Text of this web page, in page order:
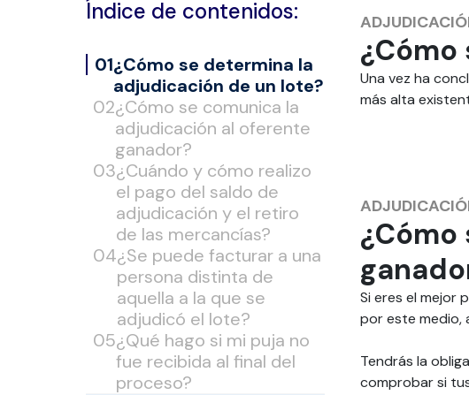
Índice de contenidos:
¿Cómo se determina la
adjudicación de un lote?
¿Cómo se comunica la
adjudicación al oferente
ganador?
¿Cuándo y cómo realizo
el pago del saldo de
adjudicación y el retiro
de las mercancías?
¿Se puede facturar a una
persona distinta de
aquella a la que se
adjudicó el lote?
¿Qué hago si mi puja no
fue recibida al final del
proceso?
Una vez ha
más alta
Si eres el mejor
por este medio,
Tendrás la
comprobar si